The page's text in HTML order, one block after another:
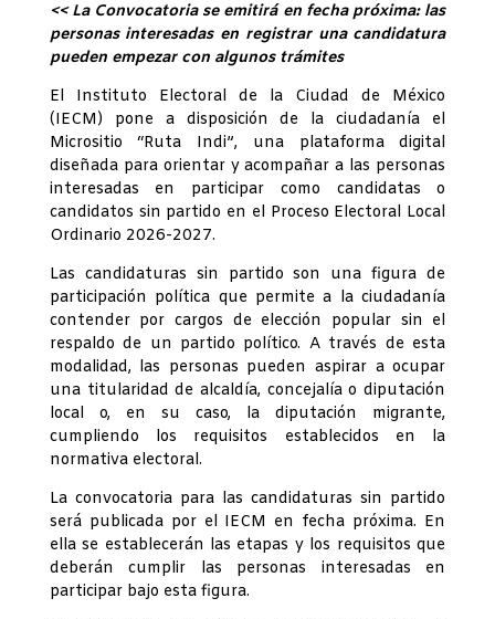
<< La Convocatoria se emitirá en fecha próxima: las
personas interesadas en registrar una candidatura
pueden empezar con algunos trámites
El Instituto Electoral de la Ciudad de México
(IECM) pone a disposición de la ciudadanía el
Micrositio “Ruta Indi”, una plataforma digital
diseñada para orientar y acompañar a las personas
interesadas en participar como candidatas o
candidatos sin partido en el Proceso Electoral Local
Ordinario 2026-2027.
Las candidaturas sin partido son una figura de
participación política que permite a la ciudadanía
contender por cargos de elección popular sin el
respaldo de un partido político. A través de esta
modalidad, las personas pueden aspirar a ocupar
una titularidad de alcaldía, concejalía o diputación
local o, en su caso, la diputación migrante,
cumpliendo los requisitos establecidos en la
normativa electoral.
La convocatoria para las candidaturas sin partido
será publicada por el IECM en fecha próxima. En
ella se establecerán las etapas y los requisitos que
deberán cumplir las personas interesadas en
participar bajo esta figura.